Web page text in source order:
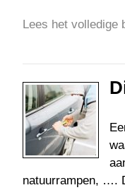
Lees het volledige
natuurrampen, ….